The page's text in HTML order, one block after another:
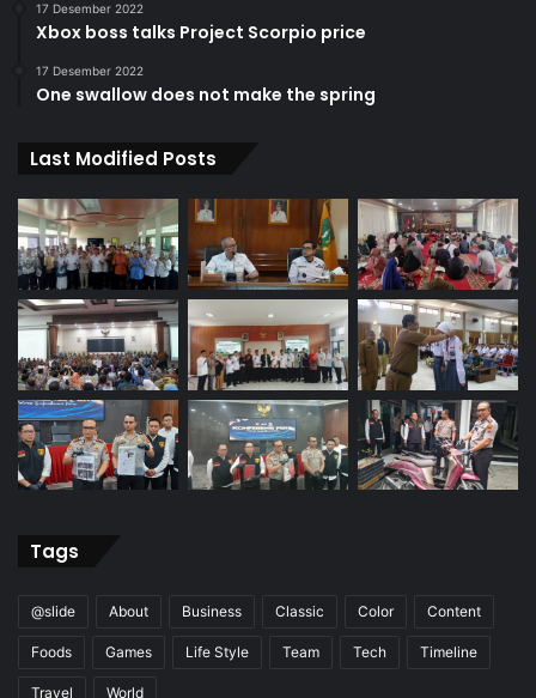
17 Desember 2022
Xbox boss talks Project Scorpio price
17 Desember 2022
One swallow does not make the spring
Last Modified Posts
Tags
@slide About Business Classic Color Content
Foods Games Life Style Team Tech Timeline
Travel World